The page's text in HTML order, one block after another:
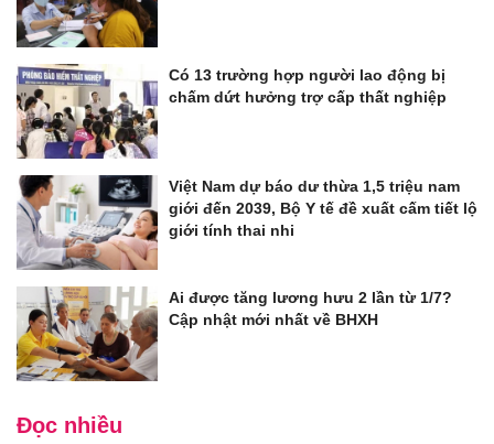
Có 13 trường hợp người lao động bị
chấm dứt hưởng trợ cấp thất nghiệp
Việt Nam dự báo dư thừa 1,5 triệu nam
giới đến 2039, Bộ Y tế đề xuất cấm tiết lộ
giới tính thai nhi
Ai được tăng lương hưu 2 lần từ 1/7?
Cập nhật mới nhất về BHXH
Đọc nhiều